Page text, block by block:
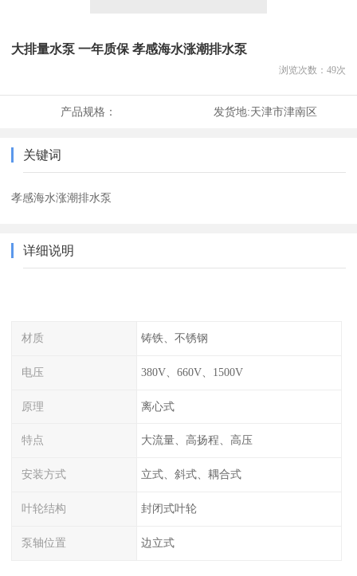
大排量水泵 一年质保 孝感海水涨潮排水泵
浏览次数： 49次
产品规格： 发货地:天津市津南区
关键词
孝感海水涨潮排水泵
详细说明
材质 铸铁、不锈钢
电压 380V、660V、1500V
原理 离心式
特点 大流量、高扬程、高压
安装方式 立式、斜式、耦合式
叶轮结构 封闭式叶轮
泵轴位置 边立式